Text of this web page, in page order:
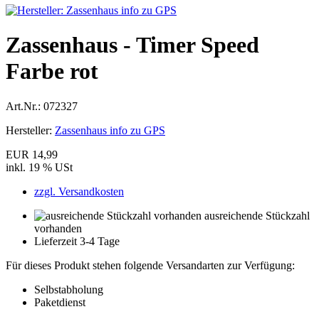
Zassenhaus - Timer Speed
Farbe rot
Art.Nr.: 072327
Hersteller: Zassenhaus info zu GPS
EUR 14,99
inkl. 19 % USt
zzgl. Versandkosten
ausreichende Stückzahl
vorhanden
Lieferzeit 3-4 Tage
Für dieses Produkt stehen folgende Versandarten zur Verfügung:
Selbstabholung
Paketdienst